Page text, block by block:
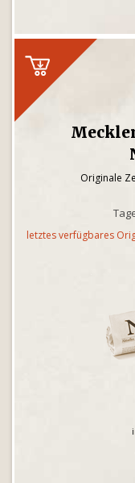
Originale
letztes verfügbares